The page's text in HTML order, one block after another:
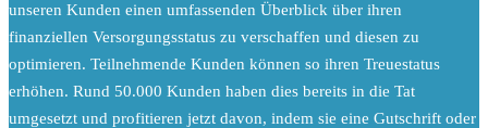
unseren Kunden einen umfassenden Überblick über ihren
finanziellen Versorgungsstatus zu verschaffen und diesen zu
optimieren. Teilnehmende Kunden können so ihren Treuestatus
erhöhen. Rund 50.000 Kunden haben dies bereits in die Tat
umgesetzt und profitieren jetzt davon, indem sie eine Gutschrift oder